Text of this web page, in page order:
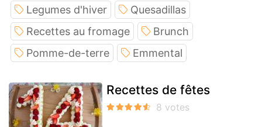
Legumes d'hiver
Quesadillas
Recettes au fromage
Brunch
Pomme-de-terre
Emmental
Recettes de fêtes